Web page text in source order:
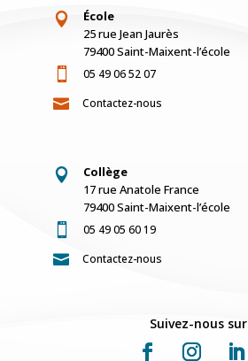

École
25 rue Jean Jaurès
79400 Saint-Maixent-l’école
 05 49 06 52 07
 Contactez-nous

Collège
17 rue Anatole France
79400 Saint-Maixent-l’école
 05 49 05 60 19
 Contactez-nous
Suivez-nous sur